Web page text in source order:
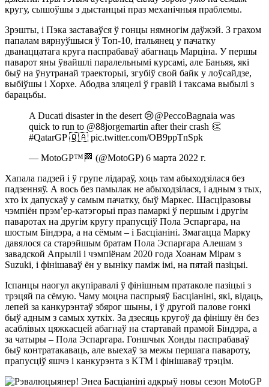
кругу, сышоўшы з дыстанцыі праз механічныя праблемы.
Зрэшты, і Пэка заставаўся ў гонцы нямногім даўжэй. З грахом
папалам вярнуўшыся ў Топ-10, італьянец у пачатку
дванаццатага круга паспрабаваў абагнаць Марціна. У першы
паварот яны ўвайшлі паралельнымі курсамі, але Баньяя, які
быў на ўнутранай траекторыі, згубіў свой байк у лоўсайдзе,
выбіўшы і Хорхе. Абодва зляцелі ў гравій і таксама выбылі з
барацьбы.
A Ducati disaster in the desert 😢@PeccoBagnaia was
quick to run to @88jorgemartin after their crash 👏
#QatarGP 🇶🇦 pic.twitter.com/OB9ppTnSpk
— MotoGP™🏁 (@MotoGP) 6 марта 2022 г.
Хапала падзей і ў групе лідараў, хоць там абыходзілася без
падзенняў. А вось без памылак не абыходзілася, і адным з тых,
хто іх дапускаў у самым пачатку, быў Маркес. Шасціразовы
чэмпіён прэм’ер-катэгорыі праз памаркі ў першым і другім
паваротах на другім кругу прапусціў Пола Эспаргара, на
шостым Біндэра, а на сёмым – і Басціаніні. Змагацца Марку
давялося са старэйшым братам Пола Эспаргара Алешам з
завадской Апрыліі і чэмпіёнам 2020 года Хоанам Мірам з
Suzuki, і фінішаваў ён у выніку паміж імі, на пятай пазіцыі.
Іспанцы наогул акупіравалі ў фінішным пратаколе пазіцыі з
трэцяй па сёмую. Чаму моцна паспрыяў Басціаніні, які, відаць,
лепей за канкурэнтаў збярог шыны, і ў другой палове гонкі
быў адным з самых хуткіх. За дзесяць кругоў да фінішу ён без
асаблівых цяжкасцей абагнаў на стартавай прамой Біндэра, а
за чатыры – Пола Эспаргара. Гоншчык Хонды паспрабаваў
быў контратакаваць, але выехаў за межы першага павароту,
прапусціў яшчэ і канкурэнта з KTM і фінішаваў трэцім.